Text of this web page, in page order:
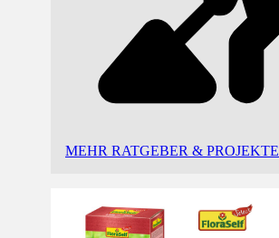
MEHR RATGEBER & PROJEKTE